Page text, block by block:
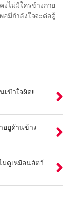
ไม่มีใครข้างกาย
อมีกำลังใจจะต่อสู้
ข้าใจผิด!!
อยู่ด้านข้าง
มดูเหมือนสัตว์